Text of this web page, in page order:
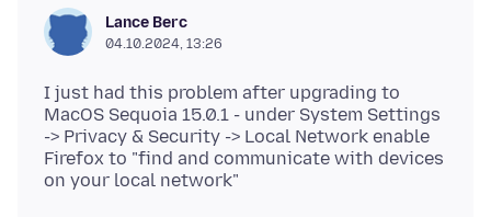
Lance Berc
04.10.2024, 13:26
I just had this problem after upgrading to
MacOS Sequoia 15.0.1 - under System Settings
-> Privacy & Security -> Local Network enable
Firefox to "find and communicate with devices